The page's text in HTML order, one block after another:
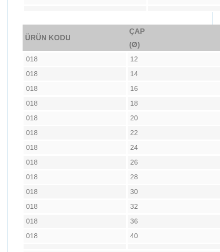
ÜRÜN KODU
ÇAP
(Ø)
018
12
018
14
018
16
018
18
018
20
018
22
018
24
018
26
018
28
018
30
018
32
018
36
018
40